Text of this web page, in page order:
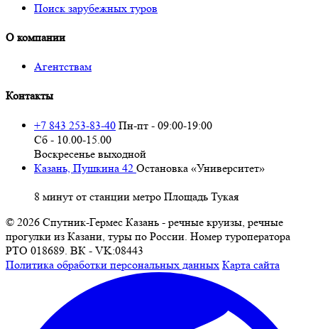
Поиск зарубежных туров
О компании
Агентствам
Контакты
+7 843 253-83-40 Пн-пт - 09:00-19:00
Сб - 10.00-15.00
Воскресенье выходной
Казань, Пушкина 42 Остановка «Университет»
8 минут от станции метро Площадь Тукая
© 2026 Спутник-Гермес Казань - речные круизы, речные
прогулки из Казани, туры по России. Номер туроператора
РТО 018689. ВК - VK:08443
Политика обработки персональных данных Карта сайта